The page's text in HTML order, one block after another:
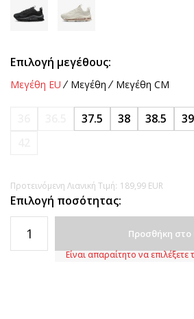
Επιλογή μεγέθους:
Μεγέθη EU Μεγέθη Μεγέθη CM
37.5 38 38.5 39
Προτεινόμενη Λιανική Τιμή: 189,99 EUR
Επιλογή ποσότητας:
Προσθήκη στο
Είναι απαραίτητο να